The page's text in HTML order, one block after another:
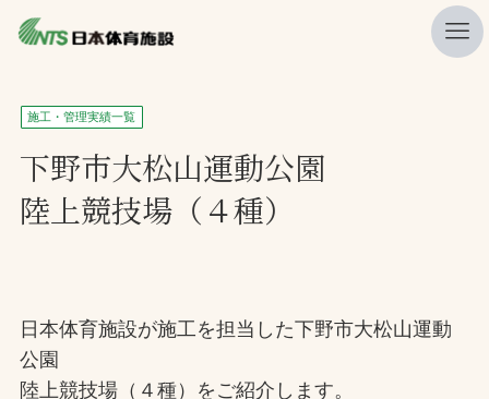
私たちの強み
ニュース
プレスリリース
施工・管理実績一覧
会社概要
施工・管理実績一覧
下野市大松山運動公園
陸上競技場（４種）
日本体育施設が施工を担当した下野市大松山運動
公園
陸上競技場（４種）をご紹介します。